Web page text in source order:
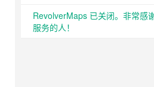
RevolverMaps 已关闭。非常感
服务的人！